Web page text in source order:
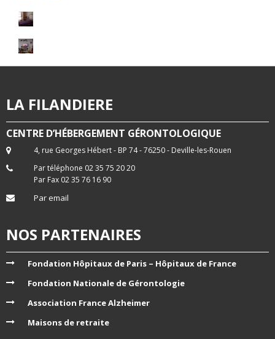
LA FILANDIERE
CENTRE D’HÉBERGEMENT GÉRONTOLOGIQUE
4, rue Georges Hébert - BP 74 - 76250 - Deville-les-Rouen
Par téléphone 02 35 75 20 20
Par Fax 02 35 76 16 90
Par email
NOS PARTENAIRES
Fondation Hôpitaux de Paris – Hôpitaux de France
Fondation Nationale de Gérontologie
Association France Alzheimer
Maisons de retraite